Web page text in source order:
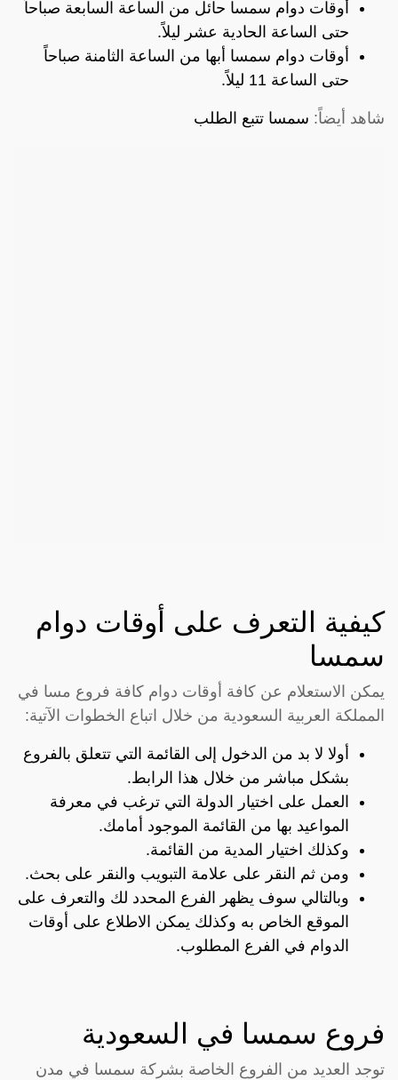
أوقات دوام سمسا حائل من الساعة السابعة صباحاً
حتى الساعة الحادية عشر ليلاً.
أوقات دوام سمسا أبها من الساعة الثامنة صباحاً
حتى الساعة 11 ليلاً.
شاهد أيضاً: سمسا تتبع الطلب
كيفية التعرف على أوقات دوام
سمسا
يمكن الاستعلام عن كافة أوقات دوام كافة فروع مسا في
المملكة العربية السعودية من خلال اتباع الخطوات الآتية:
أولا لا بد من الدخول إلى القائمة التي تتعلق بالفروع
بشكل مباشر من خلال هذا الرابط.
العمل على اختيار الدولة التي ترغب في معرفة
المواعيد بها من القائمة الموجود أمامك.
وكذلك اختيار المدية من القائمة.
ومن ثم النقر على علامة التبويب والنقر على بحث.
وبالتالي سوف يظهر الفرع المحدد لك والتعرف على
الموقع الخاص به وكذلك يمكن الاطلاع على أوقات
الدوام في الفرع المطلوب.
فروع سمسا في السعودية
توجد العديد من الفروع الخاصة بشركة سمسا في مدن